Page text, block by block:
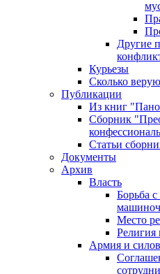
Другие
Курьезы
Сколько
Публикации
Из книг
Сборник
Статьи
Документы
Архив
Власть
Борьба
Место
Религия
Армия и